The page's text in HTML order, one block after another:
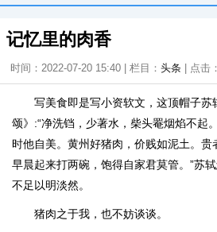
记忆里的肉香
时间：2022-07-20 15:40 | 栏目： 头条 | 点击：
写美食即是写小资软文，这顶帽子苏
颂》:“净洗铛，少著水，柴头罨烟焰不起
时他自美。黄州好猪肉，价贱如泥土。贵
早晨起来打两碗，饱得自家君莫管。”苏
不足以明淡然。
猪肉之于我，也不妨谈谈。